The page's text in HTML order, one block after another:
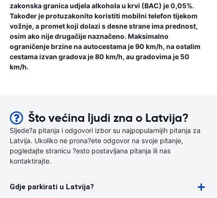
zakonska granica udjela alkohola u krvi (BAC) je 0,05%.
Također je protuzakonito koristiti mobilni telefon tijekom
vožnje, a promet koji dolazi s desne strane ima prednost,
osim ako nije drugačije naznačeno. Maksimalno
ograničenje brzine na autocestama je 90 km/h, na ostalim
cestama izvan gradova je 80 km/h, au gradovima je 50
km/h.
Što većina ljudi zna o Latvija?
Sljede?a pitanja i odgovori izbor su najpopularnijih pitanja za
Latvija. Ukoliko ne prona?ete odgovor na svoje pitanje,
pogledajte stranicu ?esto postavljana pitanja ili nas
kontaktirajte.
Gdje parkirati u Latvija?